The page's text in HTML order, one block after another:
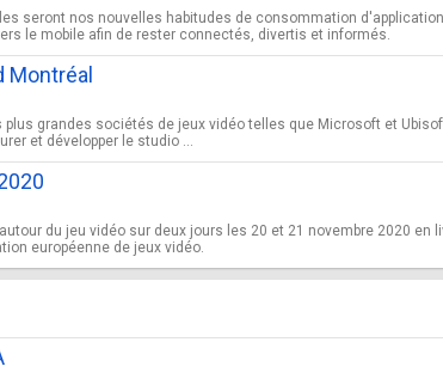
seront nos nouvelles habitudes de consommation
le mobile afin de rester connectés, divertis et informés.
grandes sociétés de jeux vidéo telles que Microsoft et
et développer le studio ...
du jeu vidéo sur deux jours les 20 et 21 novembre 2020 en
européenne de jeux vidéo.